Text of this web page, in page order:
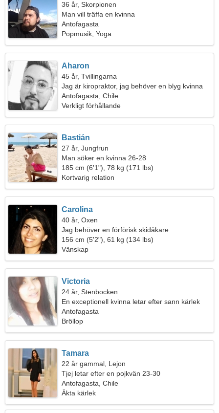
36 år, Skorpionen
Man vill träffa en kvinna
Antofagasta
Popmusik, Yoga
Aharon
45 år, Tvillingarna
Jag är kiropraktor, jag behöver en blyg kvinna
Antofagasta, Chile
Verkligt förhållande
Bastián
27 år, Jungfrun
Man söker en kvinna 26-28
185 cm (6'1"), 78 kg (171 lbs)
Kortvarig relation
Carolina
40 år, Oxen
Jag behöver en förförisk skidåkare
156 cm (5'2"), 61 kg (134 lbs)
Vänskap
Victoria
24 år, Stenbocken
En exceptionell kvinna letar efter sann kärlek
Antofagasta
Bröllop
Tamara
22 år gammal, Lejon
Tjej letar efter en pojkvän 23-30
Antofagasta, Chile
Äkta kärlek